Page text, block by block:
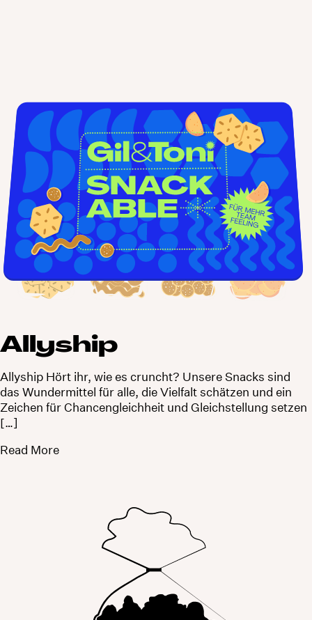
Allyship
Allyship Hört ihr, wie es cruncht? Unsere Snacks sind
das Wundermittel für alle, die Vielfalt schätzen und ein
Zeichen für Chancengleichheit und Gleichstellung setzen
[…]
Read More